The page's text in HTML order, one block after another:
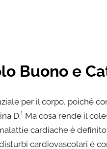
Buono e
per il corpo, poiché
D.¹ Ma cosa rende il
cardiache è
cardiovascolari è